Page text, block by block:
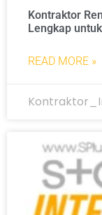
Kontraktor
Lengkap
READ MORE »